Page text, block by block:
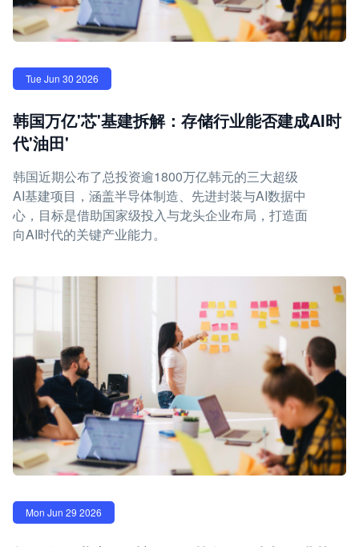
Tue Jun 30 2026
韩国万亿'芯'基建拆解：存储行业能否建成AI时
代'油田'
韩国近期公布了总投资逾1800万亿韩元的三大超级
AI基建项目，涵盖半导体制造、先进封装与AI数据中
心，目标是借助国家级投入与龙头企业布局，打造面
向AI时代的关键产业能力。
Mon Jun 29 2026